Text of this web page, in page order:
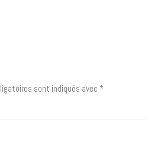
sont indiqués avec *